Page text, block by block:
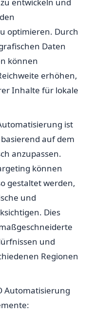
optimieren. Durch
Daten
können
erhöhen,
Inhalte für lokale
ist
auf dem
anzupassen.
können
gestaltet werden,
und
Dies
und
Regionen
Automatisierung